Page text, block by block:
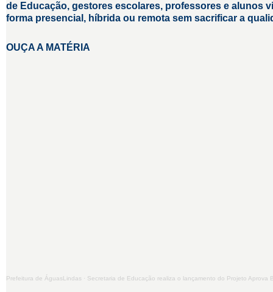
de Educação, gestores escolares, professores e alunos
forma presencial, híbrida ou remota sem sacrificar a
OUÇA A MATÉRIA
Prefeitura de ÁguasLindas · Secretaria de Educação realiza o lançamento do Projeto Aprova